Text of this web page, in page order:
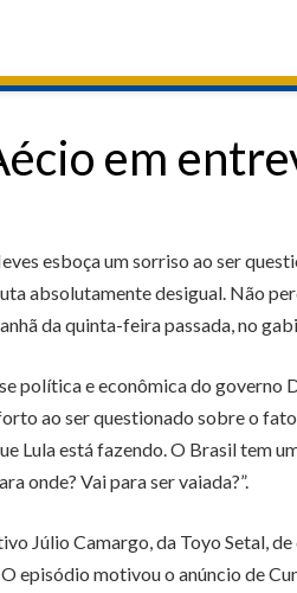
em
esboça um sorriso ao ser
absolutamente desigual. Não
da quinta-feira passada, no
política e econômica do governo
ao ser questionado sobre o
Lula está fazendo. O Brasil tem
onde? Vai para ser vaiada?”.
Júlio Camargo, da Toyo Setal,
motivou o anúncio de